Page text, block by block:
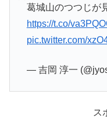
葛城山のつつじが
https://t.co/
pic.twitter.com/
— 吉岡 淳一
ス